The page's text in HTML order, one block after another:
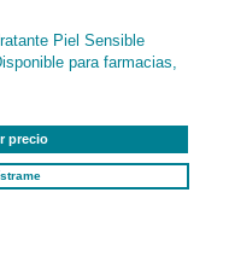
Piel Sensible
para farmacias,
precio